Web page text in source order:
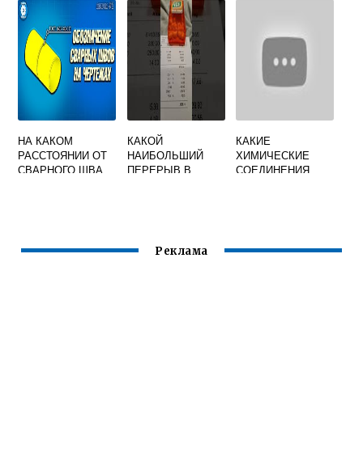
ДЕВУШКЕ
ДУГОВУЮ СВАРКУ
ШВАМИ С
НАКЛАДКАМИ ИЗ
СТЕРЖНЕЙ
СТЫКОВЫХ
СОЕДИНЕНИЙ
НА КАКОМ
РАССТОЯНИИ ОТ
СВАРНОГО ШВА
КАКОЙ
НАИБОЛЬШИЙ
ПЕРЕРЫВ В
ГАЗОПРОВОДОВ
КАКИЕ
ХИМИЧЕСКИЕ
СОЕДИНЕНИЯ
СТЫХ СТАЛЕЙ
Реклама